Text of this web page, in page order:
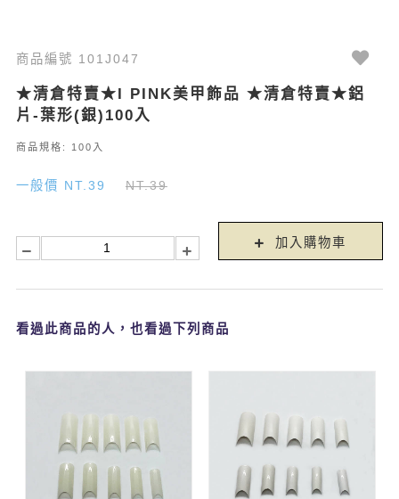
商品編號 101J047
★清倉特賣★I PINK美甲飾品 ★清倉特賣★鋁
片-葉形(銀)100入
商品規格: 100入
一般價 NT.39 NT.39
加入購物車
看過此商品的人，也看過下列商品